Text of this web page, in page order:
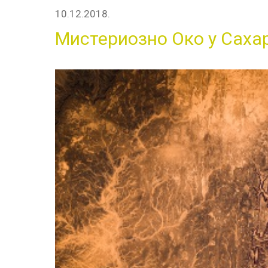
10.12.2018.
Мистериозно Око у